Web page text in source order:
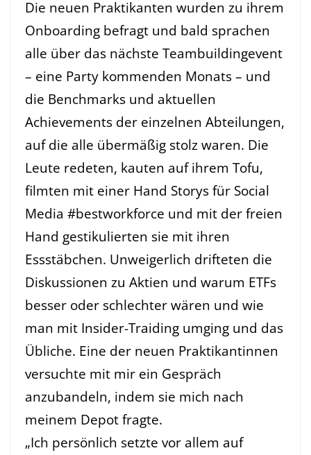
Die neuen Praktikanten wurden zu ihrem
Onboarding befragt und bald sprachen
alle über das nächste Teambuildingevent
– eine Party kommenden Monats – und
die Benchmarks und aktuellen
Achievements der einzelnen Abteilungen,
auf die alle übermäßig stolz waren. Die
Leute redeten, kauten auf ihrem Tofu,
filmten mit einer Hand Storys für Social
Media #bestworkforce und mit der freien
Hand gestikulierten sie mit ihren
Essstäbchen. Unweigerlich drifteten die
Diskussionen zu Aktien und warum ETFs
besser oder schlechter wären und wie
man mit Insider-Traiding umging und das
Übliche. Eine der neuen Praktikantinnen
versuchte mit mir ein Gespräch
anzubandeln, indem sie mich nach
meinem Depot fragte.
„Ich persönlich setzte vor allem auf